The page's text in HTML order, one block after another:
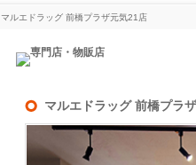
マルエドラッグ 前橋プラザ元気21店
マルエドラッグ 前橋プラ